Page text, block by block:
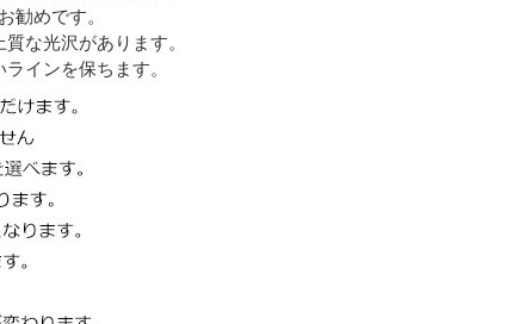
勧めです。
な光沢があります。
インを保ちます。